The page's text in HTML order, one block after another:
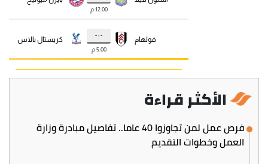
الأكثر قراءة
فرص عمل لمن تجاوزوا 40 عاما.. تفاصيل مبادرة وزارة
العمل وخطوات التقديم